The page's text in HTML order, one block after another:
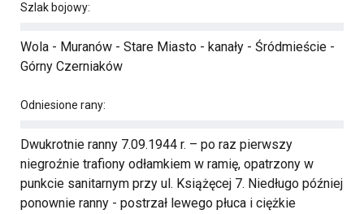
Szlak bojowy:
Wola - Muranów - Stare Miasto - kanały - Śródmieście -
Górny Czerniaków
Odniesione rany:
Dwukrotnie ranny 7.09.1944 r. – po raz pierwszy
niegroźnie trafiony odłamkiem w ramię, opatrzony w
punkcie sanitarnym przy ul. Książęcej 7. Niedługo później
ponownie ranny - postrzał lewego płuca i ciężkie